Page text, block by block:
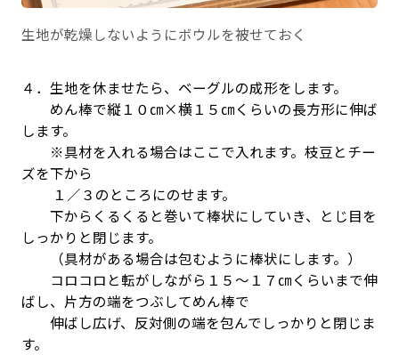
生地が乾燥しないようにボウルを被せておく
４．生地を休ませたら、ベーグルの成形をします。
めん棒で縦１０㎝×横１５㎝くらいの長方形に伸ば
します。
※具材を入れる場合はここで入れます。枝豆とチー
ズを下から
１／３のところにのせます。
下からくるくると巻いて棒状にしていき、とじ目を
しっかりと閉じます。
（具材がある場合は包むように棒状にします。）
コロコロと転がしながら１５～１７㎝くらいまで伸
ばし、片方の端をつぶしてめん棒で
伸ばし広げ、反対側の端を包んでしっかりと閉じま
す。